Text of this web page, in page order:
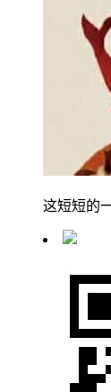
这短短的